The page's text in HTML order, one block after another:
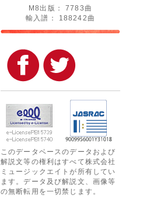
M8出版： 7783曲
輸入譜： 188242曲
このデータベースのデータおよび
解説文等の権利はすべて株式会社
ミュージックエイトが所有してい
ます。データ及び解説文、画像等
の無断転用を一切禁じます。